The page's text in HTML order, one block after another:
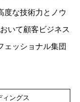
度な技術力とノウ
いて顧客ビジネス
ェッショナル集団
ングス